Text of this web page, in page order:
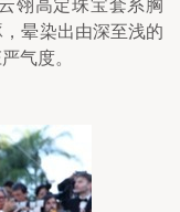
翎高定珠宝套系胸
晕染出由深至浅的
气度。